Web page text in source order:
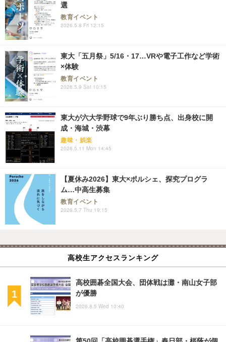
選
教育イベント
2026.5.8 Fri 12:15
東大「五月祭」5/16・17…VRや電子工作など学術
×体験
教育イベント
2026.5.9 Sat 10:15
東大が六大学野球で9年ぶり勝ち点、出身校に開
成・海城・渋幕
趣味・娯楽
2026.5.11 Mon 14:45
【夏休み2026】東大×ポルシェ、探究プログラ
ム…中高生募集
教育イベント
2026.5.7 Thu 19:15
高校生アクセスランキング
高校囲碁全国大会、団体戦は灘・南山女子部
が優勝
2026.8.5 Wed 10:40
第50回「高校囲碁選手権」春日部・桜蔭が個